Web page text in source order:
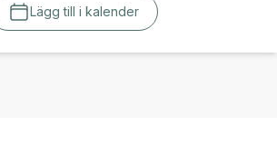
Lägg till i kalender